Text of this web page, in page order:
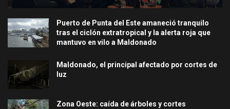
Puerto de Punta del Este amaneció tranquilo
tras el ciclón extratropical y la alerta roja que
mantuvo en vilo a Maldonado
Maldonado, el principal afectado por cortes de
luz
Zona Oeste: caída de árboles y cortes